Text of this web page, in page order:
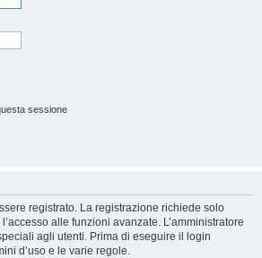
sessione
registrato. La registrazione richiede solo
alle funzioni avanzate. L’amministratore
agli utenti. Prima di eseguire il login
d’uso e le varie regole.